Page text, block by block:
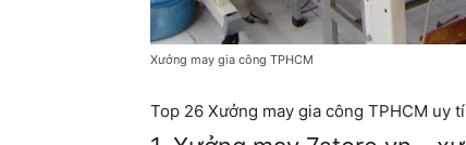
Xưởng may gia công TPHCM
Top 26 Xưởng may gia công TPHCM uy